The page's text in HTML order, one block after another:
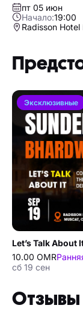
пт 05 июн
Начало:19:00
Radisson
Эксклюзивные
Let’s Talk
10.00 OMR
сб 19 сен
Отзывы